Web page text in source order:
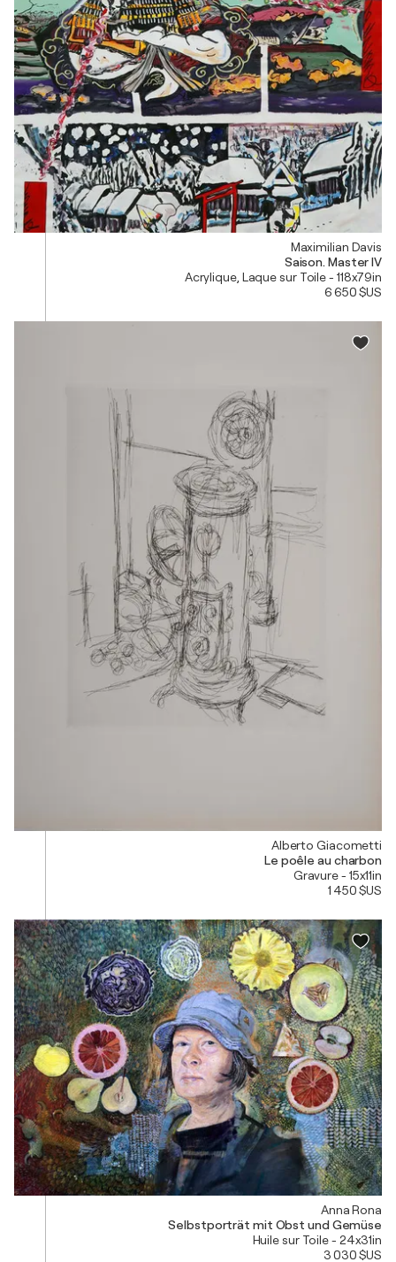
Maximilian Davis
Saison. Master IV
Acrylique, Laque sur Toile - 118x79in
6 650 $US
Alberto Giacometti
Le poêle au charbon
Gravure - 15x11in
1 450 $US
Anna Rona
Selbstporträt mit Obst und Gemüse
Huile sur Toile - 24x31in
3 030 $US